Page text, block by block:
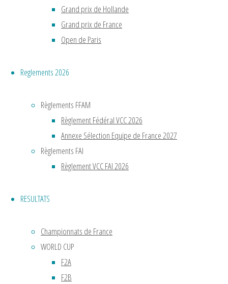
Grand prix de Hollande
Grand prix de France
Open de Paris
Reglements 2026
Règlements FFAM
Règlement Fédéral VCC 2026
Annexe Sélection Equipe de France 2027
Règlements FAI
Règlement VCC FAI 2026
RESULTATS
Championnats de France
WORLD CUP
F2A
F2B